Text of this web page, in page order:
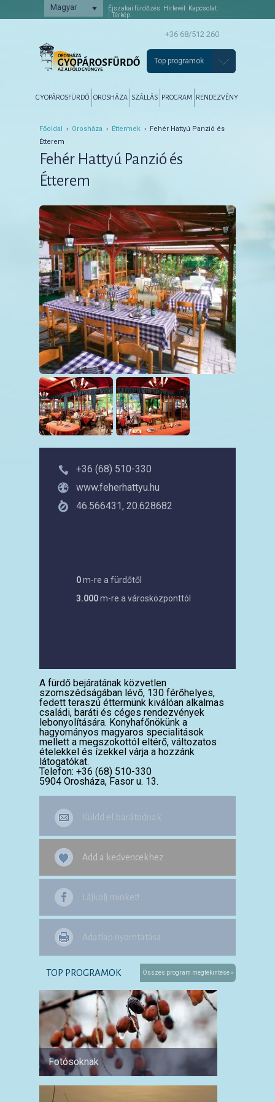
Magyar Éjszakai fürdőzés Hírlevél
Kapcsolat
Térkép
+36 68/512 260
Top programok
Tovább az elsődleges tartalomra
Tovább a másodlagos tartalomra
GYOPÁROSFÜRDŐ OROSHÁZA SZÁLLÁS PROGRAM RENDEZVÉNY
Főoldal › Orosháza › Éttermek › Fehér Hattyú Panzió és
Étterem
Fehér Hattyú Panzió és
Étterem
+36 (68) 510-330
www.feherhattyu.hu
46.566431, 20.628682
0m-re a fürdőtől
3.000m-re a városközponttól
A fürdő bejáratának közvetlen
szomszédságában lévő, 130 férőhelyes,
fedett teraszú éttermünk kiválóan alkalmas
családi, baráti és céges rendezvények
lebonyolítására. Konyhafőnökünk a
hagyományos magyaros specialitások
mellett a megszokottól eltérő, változatos
ételekkel és ízekkel várja a hozzánk
látogatókat.
Telefon: +36 (68) 510-330
5904 Orosháza, Fasor u. 13.
Küldd el barátodnak
Add a kedvencekhez
Lájkolj minket!
Adatlap nyomtatása
TOP PROGRAMOK Összes program megtekintése »
Fotósoknak